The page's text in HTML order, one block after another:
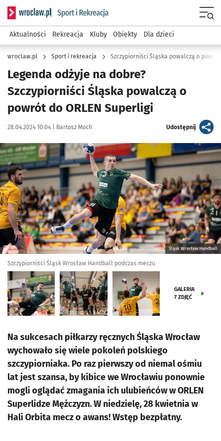
Serwis informacyjny wroclaw.pl podserwis: Sport i rekreacja
Aktualności Rekreacja Kluby Obiekty Dla dzieci
wroclaw.pl Sport i rekreacja Szczypiorniści Śląska powalczą o
Legenda odżyje na dobre?
Szczypiorniści Śląska powalczą o
powrót do ORLEN Superligi
Data publikacji:
28.04.2024 10:04 | Autor:
Bartosz Moch Udostępnijartykuł
Kliknij, aby zobaczyć galerię
Kliknij, aby powiększyć
Śląsk Wrocław Handball
Szczypiorniści Śląsk Wrocław Handball podczas meczu
GALERIA
7 ZDJĘĆ
Na sukcesach piłkarzy ręcznych Śląska Wrocław
wychowało się wiele pokoleń polskiego
szczypiorniaka. Po raz pierwszy od niemal ośmiu
lat jest szansa, by kibice we Wrocławiu ponownie
mogli oglądać zmagania ich ulubieńców w ORLEN
Superlidze Mężczyzn. W niedzielę, 28 kwietnia w
Hali Orbita mecz o awans! Wstęp bezpłatny.